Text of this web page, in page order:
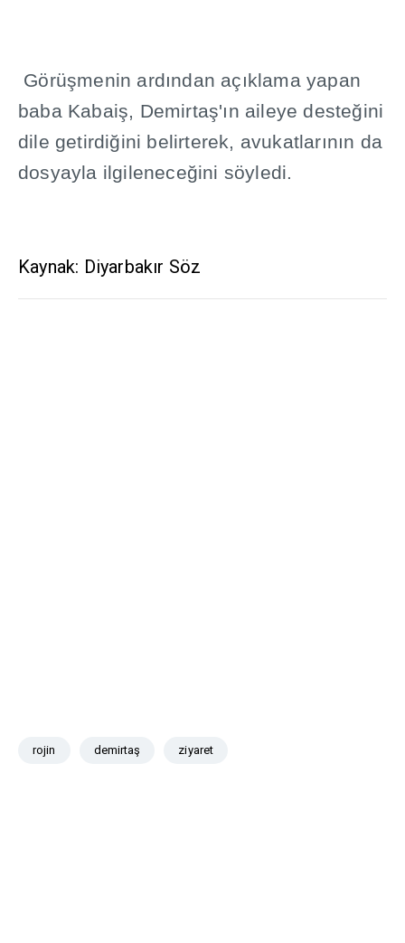
Görüşmenin ardından açıklama yapan
baba Kabaiş, Demirtaş'ın aileye desteğini
dile getirdiğini belirterek, avukatlarının da
dosyayla ilgileneceğini söyledi.
Kaynak: Diyarbakır Söz
rojin demirtaş ziyaret